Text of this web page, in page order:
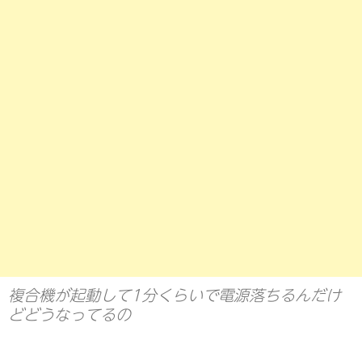
複合機が起動して1分くらいで電源落ちるんだけ
どどうなってるの